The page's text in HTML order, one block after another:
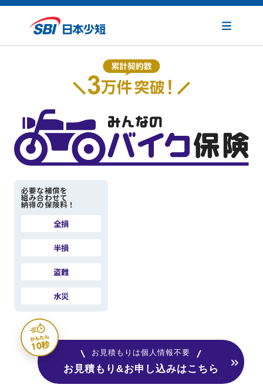
必要な補償を
組み合わせて
納得の保険料！
全損
半損
盗難
水災
お見積もりは個人情報不要
お見積もり&お申し込みはこちら